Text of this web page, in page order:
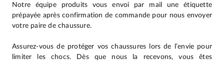
Notre équipe produits vous envoi par mail une étiquette
prépayée après confirmation de commande pour nous envoyer
votre paire de chaussure.
Assurez-vous de protéger vos chaussures lors de l’envie pour
limiter les chocs. Dès que nous la recevons, vous êtes